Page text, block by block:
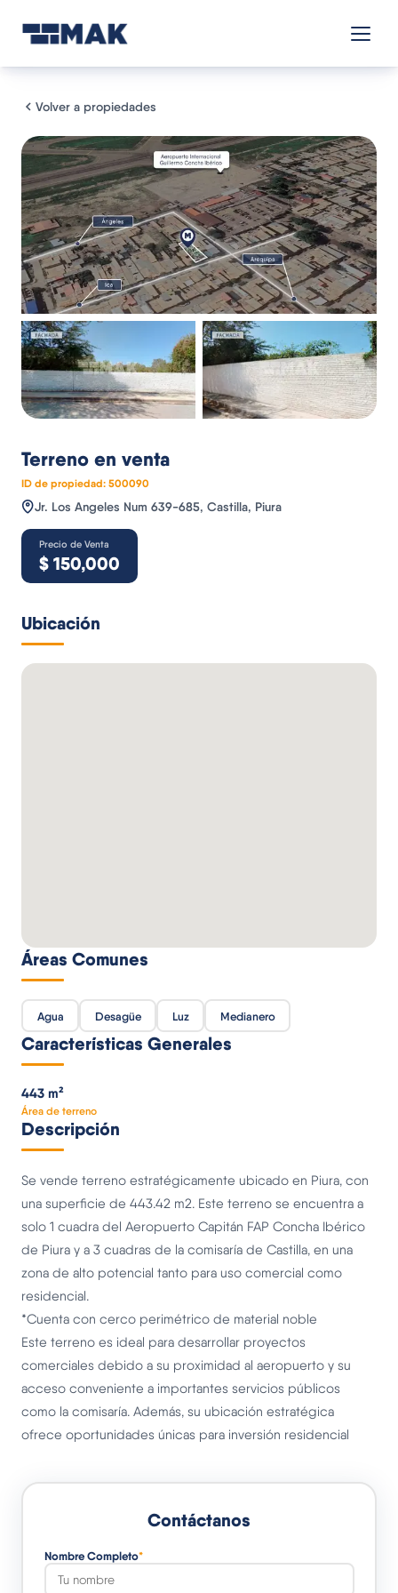
Volver a propiedades
Terreno en venta
ID de propiedad: 500090
Jr. Los Angeles Num 639-685, Castilla, Piura
Precio de Venta
$ 150,000
Ubicación
Áreas Comunes
Agua Desagüe Luz Medianero
Características Generales
443 m²
Área de terreno
Descripción
Se vende terreno estratégicamente ubicado en Piura, con
una superficie de 443.42 m2. Este terreno se encuentra a
solo 1 cuadra del Aeropuerto Capitán FAP Concha Ibérico
de Piura y a 3 cuadras de la comisaría de Castilla, en una
zona de alto potencial tanto para uso comercial como
residencial.
*Cuenta con cerco perimétrico de material noble
Este terreno es ideal para desarrollar proyectos
comerciales debido a su proximidad al aeropuerto y su
acceso conveniente a importantes servicios públicos
como la comisaría. Además, su ubicación estratégica
ofrece oportunidades únicas para inversión residencial
Contáctanos
Nombre Completo*